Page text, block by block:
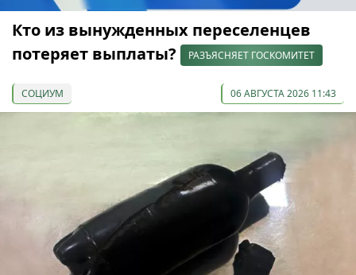
Кто из вынужденных переселенцев
потеряет выплаты?
РАЗЪЯСНЯЕТ ГОСКОМИТЕТ
СОЦИУМ 06 АВГУСТА 2026 11:43